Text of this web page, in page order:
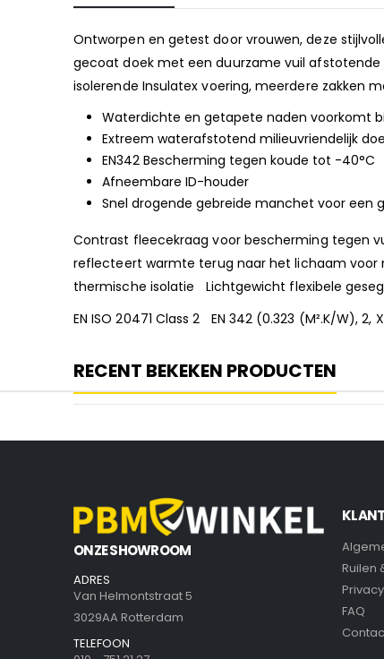
Ontworpen en getest door vrouwen, deze
gecoat doek met een duurzame vuil
isolerende Insulatex voering, meerdere zakken
Waterdichte en getapete naden voorkomt
Extreem waterafstotend milieuvriendelijk
EN342 Bescherming tegen koude tot -40°C
Afneembare ID-houder
Snel drogende gebreide manchet voor
Contrast fleecekraag voor bescherming tegen
reflecteert warmte terug naar het lichaam voor
thermische isolatie Lichtgewicht flexibele
EN ISO 20471 Class 2 EN 342 (0.323 (M².K/
RECENT BEKEKEN PRODUCTEN
ONZE SHOWROOM
ADRES
Van Helmontstraat 5
3029AA Rotterdam
TELEFOON
Ruilen
FAQ